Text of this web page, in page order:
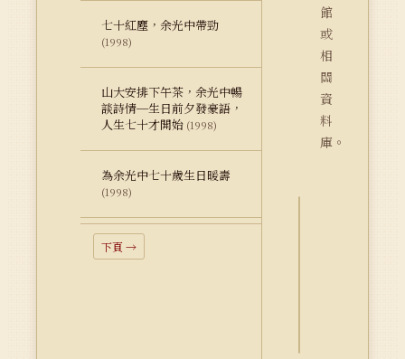
七十紅塵，余光中帶勁
(1998)
山大安排下午茶，余光中暢
談詩情─生日前夕發豪語，
人生七十才開始 (1998)
為余光中七十歲生日暖壽
(1998)
下頁 →
館
或
相
關
資
料
庫。